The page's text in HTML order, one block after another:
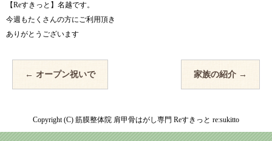
【Reすきっと】名越です。
今週もたくさんの方にご利用頂き
ありがとうございます
← オープン祝いで 家族の紹介 →
Copyright (C) 筋膜整体院 肩甲骨はがし専門 Reすきっと re:sukitto